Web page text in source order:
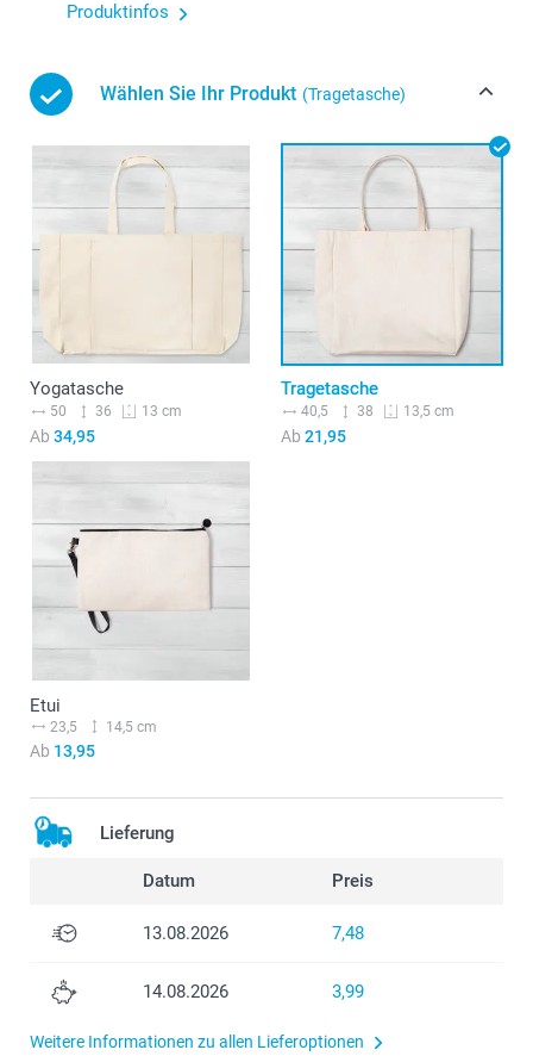
Produktinfos
Wählen Sie Ihr Produkt (Tragetasche)
Yogatasche
50 36 13 cm
Ab 34,95
Tragetasche
40,5 38 13,5 cm
Ab 21,95
Etui
23,5 14,5 cm
Ab 13,95
Lieferung
Datum Preis
13.08.2026 7,48
14.08.2026 3,99
Weitere Informationen zu allen Lieferoptionen